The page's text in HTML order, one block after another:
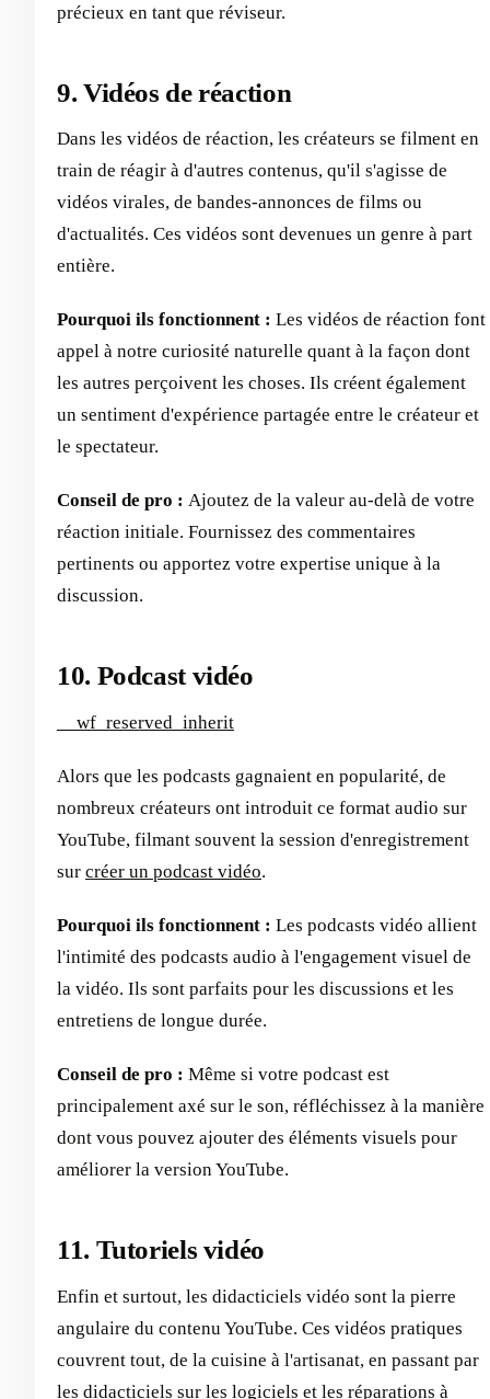
précieux en tant que réviseur.
9. Vidéos de réaction
Dans les vidéos de réaction, les créateurs se filment en
train de réagir à d'autres contenus, qu'il s'agisse de
vidéos virales, de bandes-annonces de films ou
d'actualités. Ces vidéos sont devenues un genre à part
entière.
Pourquoi ils fonctionnent : Les vidéos de réaction font
appel à notre curiosité naturelle quant à la façon dont
les autres perçoivent les choses. Ils créent également
un sentiment d'expérience partagée entre le créateur et
le spectateur.
Conseil de pro : Ajoutez de la valeur au-delà de votre
réaction initiale. Fournissez des commentaires
pertinents ou apportez votre expertise unique à la
discussion.
10. Podcast vidéo
__wf_reserved_inherit
Alors que les podcasts gagnaient en popularité, de
nombreux créateurs ont introduit ce format audio sur
YouTube, filmant souvent la session d'enregistrement
sur créer un podcast vidéo.
Pourquoi ils fonctionnent : Les podcasts vidéo allient
l'intimité des podcasts audio à l'engagement visuel de
la vidéo. Ils sont parfaits pour les discussions et les
entretiens de longue durée.
Conseil de pro : Même si votre podcast est
principalement axé sur le son, réfléchissez à la manière
dont vous pouvez ajouter des éléments visuels pour
améliorer la version YouTube.
11. Tutoriels vidéo
Enfin et surtout, les didacticiels vidéo sont la pierre
angulaire du contenu YouTube. Ces vidéos pratiques
couvrent tout, de la cuisine à l'artisanat, en passant par
les didacticiels sur les logiciels et les réparations à